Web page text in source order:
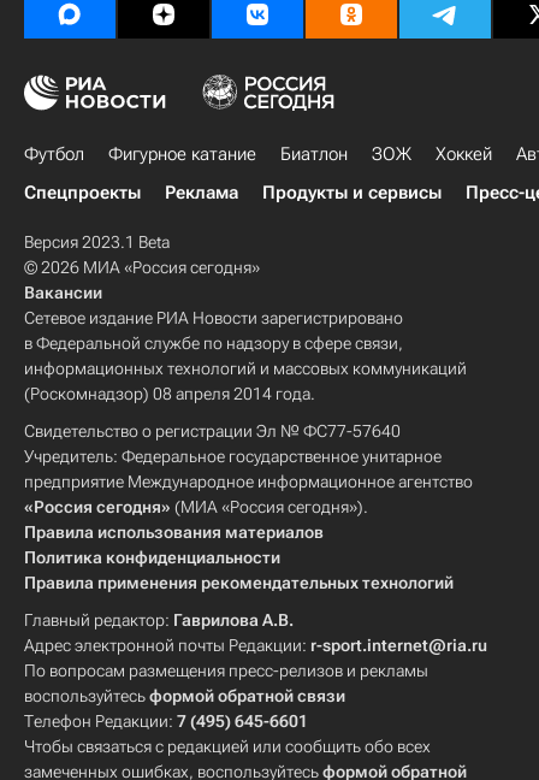
Футбол Фигурное катание Биатлон ЗОЖ Хоккей
Спецпроекты
Реклама Продукты и сервисы Пресс-
Версия 2023.1 Beta
© 2026 МИА «Россия сегодня»
Вакансии
Сетевое издание РИА Новости зарегистрировано
в Федеральной службе по надзору в сфере связи,
информационных технологий и массовых коммуникаций
(Роскомнадзор) 08 апреля 2014 года.
Свидетельство о регистрации Эл № ФС77-57640
Учредитель: Федеральное государственное унитарное
предприятие Международное информационное агентство
«Россия сегодня» (МИА «Россия сегодня»).
Правила использования материалов
Политика конфиденциальности
Правила применения рекомендательных технологий
Главный редактор: Гаврилова А.В.
Адрес электронной почты Редакции: r-sport.internet@ria.ru
По вопросам размещения пресс-релизов и рекламы
воспользуйтесьформой обратной связи
Телефон Редакции: 7 (495) 645-6601
Чтобы связаться с редакцией или сообщить обо всех
замеченных ошибках, воспользуйтесьформой обратной